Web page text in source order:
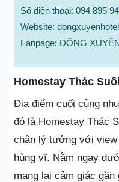
Số điện thoại: 094 895
Website:
Fanpage: ĐÔNG
Homestay Thác
Địa điểm cuối cùng
đó là Homestay Thác
chân lý tưởng với view
hùng vĩ. Nằm ngay
mang lại cảm giác